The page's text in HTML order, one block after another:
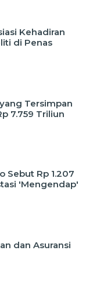
Kehadiran
di Penas
Tersimpan
7.759 Triliun
Sebut Rp 1.207
'Mengendap'
dan Asuransi